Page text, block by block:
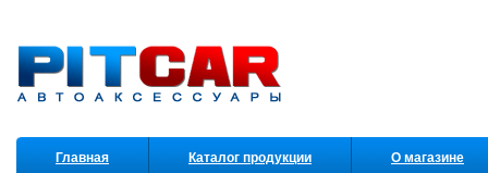
Главная Каталог продукции О магазине